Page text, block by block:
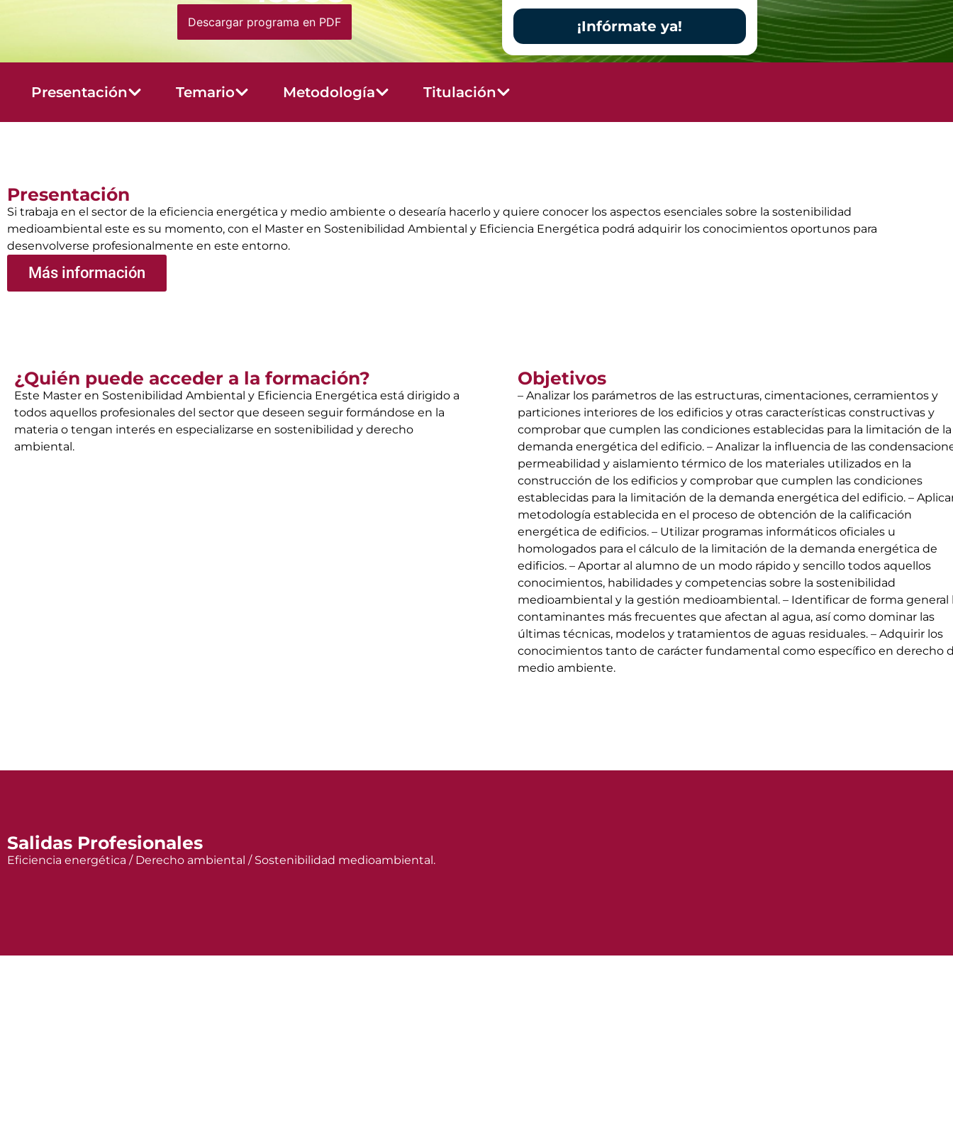
Descargar programa en PDF ¡Infórmate ya!
Presentación Temario Metodología Titulación
Presentación
Si trabaja en el sector de la eficiencia energética y medio ambiente o desearía hacerlo y quiere conocer los aspectos esenciales sobre la sostenibilidad
medioambiental este es su momento, con el Master en Sostenibilidad Ambiental y Eficiencia Energética podrá adquirir los conocimientos oportunos para
desenvolverse profesionalmente en este entorno.
Más información
¿Quién puede acceder a la formación?
Este Master en Sostenibilidad Ambiental y Eficiencia Energética está dirigido a
todos aquellos profesionales del sector que deseen seguir formándose en la
materia o tengan interés en especializarse en sostenibilidad y derecho
ambiental.
Objetivos
– Analizar los parámetros de las estructuras, cimentaciones, cerramientos y
particiones interiores de los edificios y otras características constructivas y
comprobar que cumplen las condiciones establecidas para la limitación de la
demanda energética del edificio. – Analizar la influencia de las
permeabilidad y aislamiento térmico de los materiales utilizados en la
construcción de los edificios y comprobar que cumplen las condiciones
establecidas para la limitación de la demanda energética del edificio. –
metodología establecida en el proceso de obtención de la calificación
energética de edificios. – Utilizar programas informáticos oficiales u
homologados para el cálculo de la limitación de la demanda energética de
edificios. – Aportar al alumno de un modo rápido y sencillo todos aquellos
conocimientos, habilidades y competencias sobre la sostenibilidad
medioambiental y la gestión medioambiental. – Identificar de forma general
contaminantes más frecuentes que afectan al agua, así como dominar las
últimas técnicas, modelos y tratamientos de aguas residuales. – Adquirir los
conocimientos tanto de carácter fundamental como específico en derecho
medio ambiente.
Salidas Profesionales
Eficiencia energética / Derecho ambiental / Sostenibilidad medioambiental.